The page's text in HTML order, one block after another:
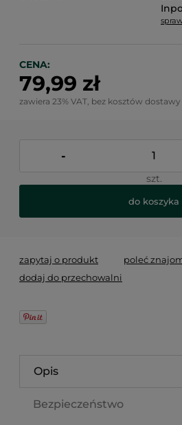
Cena nie zawiera ewentualnych
CENA:
79,99 zł
zawiera 23% VAT, bez kosztów dostawy
-
szt.
do koszyka
zapytaj o produkt poleć
dodaj do przechowalni
Opis
Bezpieczeństwo